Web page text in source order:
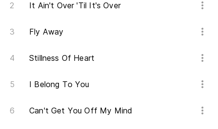
It Ain't Over 'Til It's Over
Fly Away
Stillness Of Heart
I Belong To You
Can't Get You Off My Mind